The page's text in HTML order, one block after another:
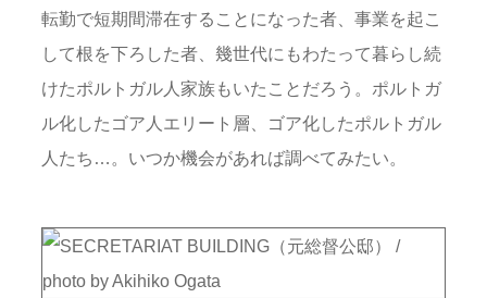
転勤で短期間滞在することになった者、事業を起こ
して根を下ろした者、幾世代にもわたって暮らし続
けたポルトガル人家族もいたことだろう。ポルトガ
ル化したゴア人エリート層、ゴア化したポルトガル
人たち…。いつか機会があれば調べてみたい。